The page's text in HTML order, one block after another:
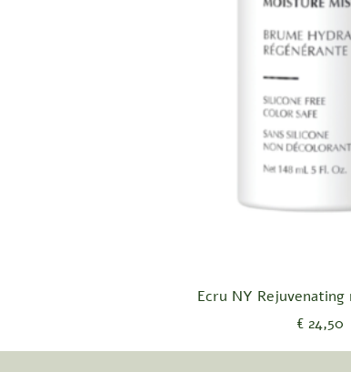
Snel
Ecru NY
Prijs
€ 24,50